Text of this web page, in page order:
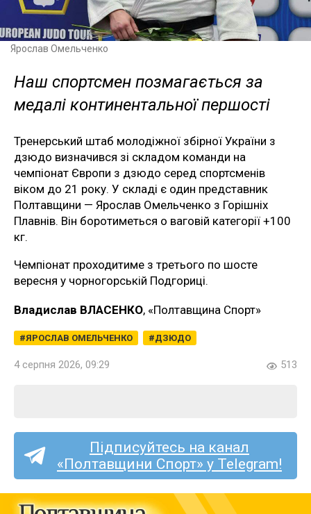
Ярослав Омельченко
Наш спортсмен позмагається за
медалі континентальної першості
Тренерський штаб молодіжної збірної України з
дзюдо визначився зі складом команди на
чемпіонат Європи з дзюдо серед спортсменів
віком до 21 року. У складі є один представник
Полтавщини — Ярослав Омельченко з Горішніх
Плавнів. Він боротиметься о ваговій категорії +100
кг.
Чемпіонат проходитиме з третього по шосте
вересня у чорногорській Подгориці.
Владислав ВЛАСЕНКО, «Полтавщина Спорт»
ЯРОСЛАВ ОМЕЛЬЧЕНКО ДЗЮДО
4 серпня 2026, 09:29 513
Підписуйтесь на канал
«Полтавщини Спорт» у Telegram!